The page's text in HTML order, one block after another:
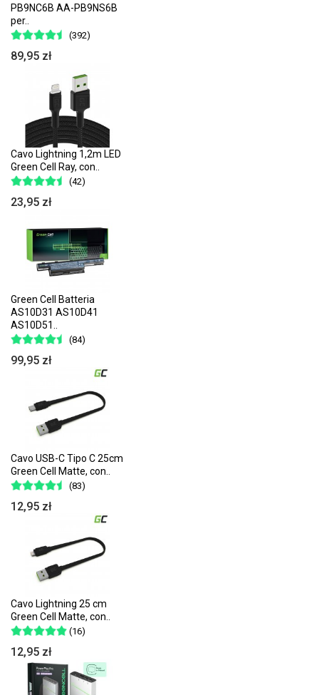
PB9NC6B AA-PB9NS6B
per..
(392)
89,95 zł
Cavo Lightning 1,2m LED
Green Cell Ray, con..
(42)
23,95 zł
Green Cell Batteria
AS10D31 AS10D41
AS10D51..
(84)
99,95 zł
Cavo USB-C Tipo C 25cm
Green Cell Matte, con..
(83)
12,95 zł
Cavo Lightning 25 cm
Green Cell Matte, con..
(16)
12,95 zł